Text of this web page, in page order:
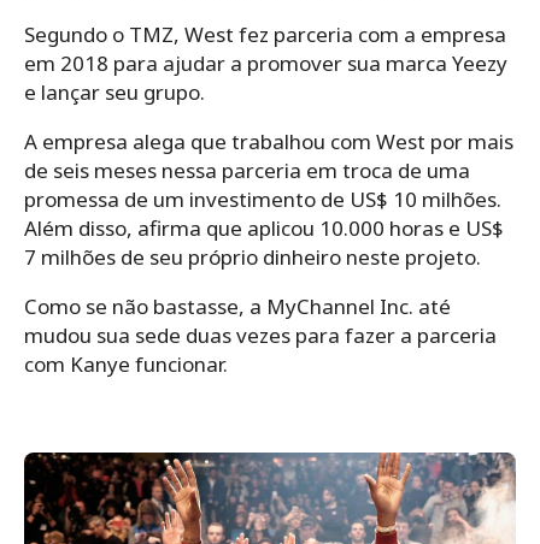
Segundo o TMZ, West fez parceria com a empresa
em 2018 para ajudar a promover sua marca Yeezy
e lançar seu grupo.
A empresa alega que trabalhou com West por mais
de seis meses nessa parceria em troca de uma
promessa de um investimento de US$ 10 milhões.
Além disso, afirma que aplicou 10.000 horas e US$
7 milhões de seu próprio dinheiro neste projeto.
Como se não bastasse, a MyChannel Inc. até
mudou sua sede duas vezes para fazer a parceria
com Kanye funcionar.